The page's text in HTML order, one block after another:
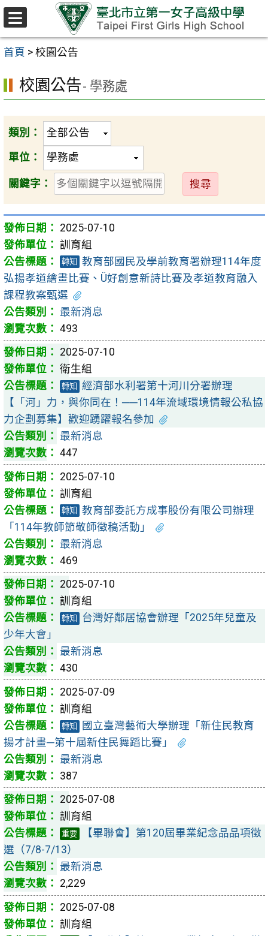
跳至主要內容區
首頁 > 校園公告
校園公告- 學務處
類別：
單位：
關鍵字：
送
出
2025-07-10
訓育組
轉知
教育部國民及學前教育署辦理114年度
弘揚孝道繪畫比賽、Ü好創意新詩比賽及孝道教育融入
課程教案甄選
最新消息
493
2025-07-10
衛生組
轉知
經濟部水利署第十河川分署辦理
【「河」力，與你同在！──114年流域環境情報公私協
力企劃募集】歡迎踴躍報名參加
最新消息
447
2025-07-10
訓育組
轉知
教育部委託方成事股份有限公司辦理
「114年教師節敬師徵稿活動」
最新消息
469
2025-07-10
訓育組
轉知
台灣好鄰居協會辦理「2025年兒童及
少年大會」
最新消息
430
2025-07-09
訓育組
轉知
國立臺灣藝術大學辦理「新住民教育
揚才計畫─第十屆新住民舞蹈比賽」
最新消息
387
2025-07-08
訓育組
重要
【畢聯會】第120屆畢業紀念品品項徵
選（7/8-7/13）
最新消息
2,229
2025-07-08
訓育組
選
單